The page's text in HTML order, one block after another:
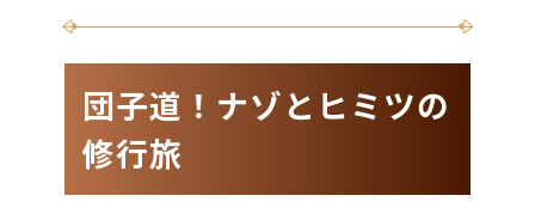
団子道！ナゾとヒミツの
修行旅